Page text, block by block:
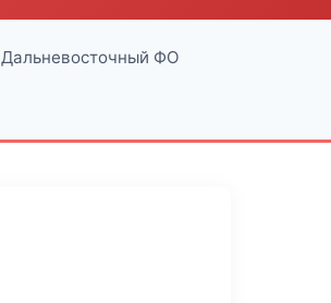
Дальневосточный ФО